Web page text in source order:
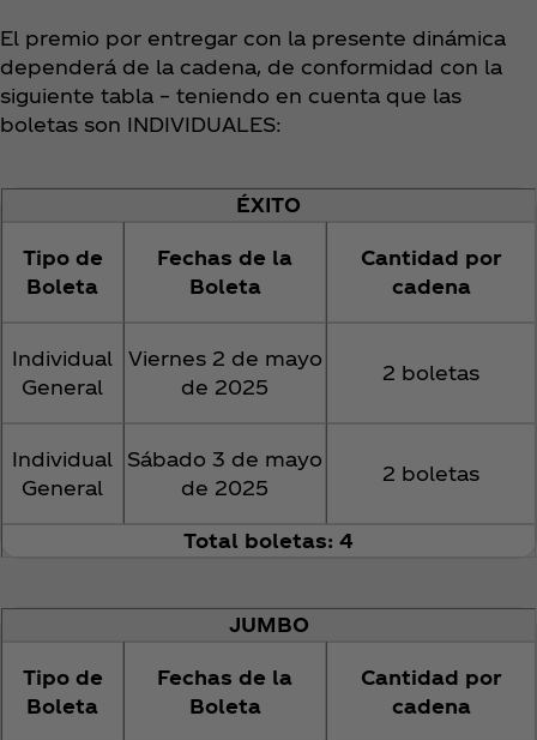
El premio por entregar con la presente dinámica
dependerá de la cadena, de conformidad con la
siguiente tabla – teniendo en cuenta que las
boletas son INDIVIDUALES:
ÉXITO
Tipo de
Boleta
Fechas de la
Boleta
Cantidad por
cadena
Individual
General
Viernes 2 de mayo
de 2025
2 boletas
Individual
General
Sábado 3 de mayo
de 2025
2 boletas
Total boletas: 4
JUMBO
Tipo de
Boleta
Fechas de la
Boleta
Cantidad por
cadena